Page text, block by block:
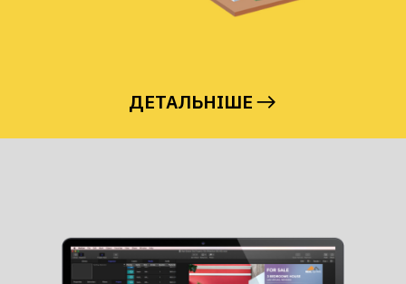
ДЕТАЛЬНІШЕ